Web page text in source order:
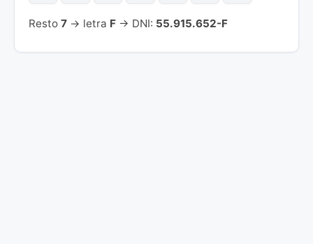
Resto 7 → letra F → DNI: 55.915.652-F